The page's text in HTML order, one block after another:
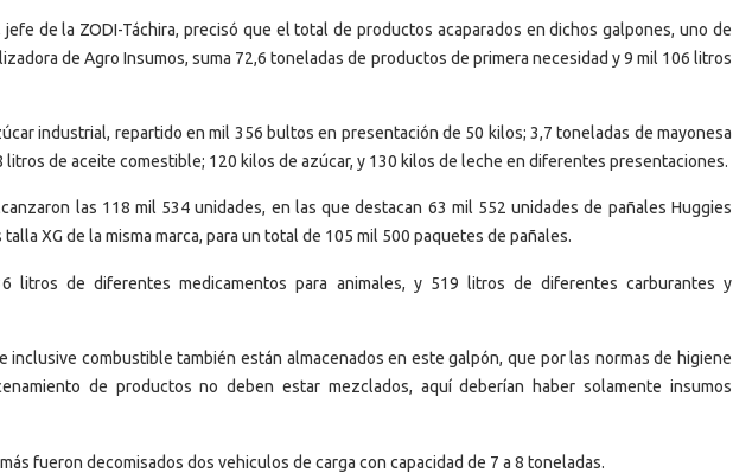
de la ZODI-Táchira, precisó que el total de productos acaparados en dichos galpones, uno de
de Agro Insumos, suma 72,6 toneladas de productos de primera necesidad y 9 mil 106 litros
industrial, repartido en mil 356 bultos en presentación de 50 kilos; 3,7 toneladas de mayonesa
litros de aceite comestible; 120 kilos de azúcar, y 130 kilos de leche en diferentes presentaciones.
las 118 mil 534 unidades, en las que destacan 63 mil 552 unidades de pañales Huggies
XG de la misma marca, para un total de 105 mil 500 paquetes de pañales.
litros de diferentes medicamentos para animales, y 519 litros de diferentes carburantes y
inclusive combustible también están almacenados en este galpón, que por las normas de higiene
de productos no deben estar mezclados, aquí deberían haber solamente insumos
fueron decomisados dos vehiculos de carga con capacidad de 7 a 8 toneladas.